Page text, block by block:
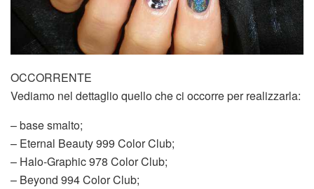
OCCORRENTE
Vediamo nel dettaglio quello che ci occorre per realizzarla:
– base smalto;
– Eternal Beauty 999 Color Club;
– Halo-Graphic 978 Color Club;
– Beyond 994 Color Club;